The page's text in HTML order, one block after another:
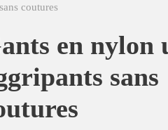
coutures
en nylon
sans